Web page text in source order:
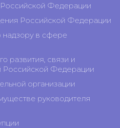
Российской Федерации
Российской Федерации
в сфере
развития, связи и
Российской Федерации
организации
руководителя